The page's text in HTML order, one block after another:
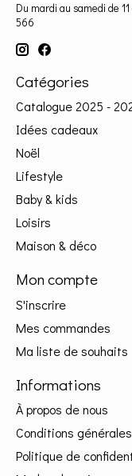
Du mardi au samedi de
566
Catégories
Catalogue 2025 -
Idées cadeaux
Noël
Lifestyle
Baby & kids
Loisirs
Maison & déco
Mon compte
S'inscrire
Mes commandes
Ma liste de souhaits
Informations
À propos de nous
Conditions générales
Politique de